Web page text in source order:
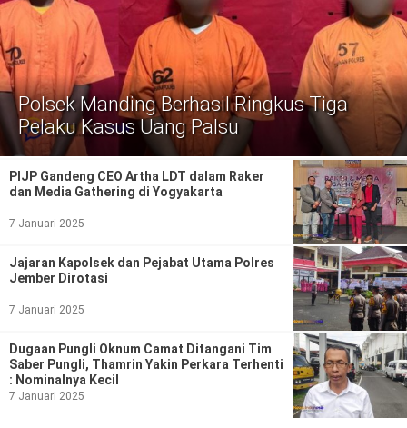
Hukum Kriminal
Politik
Gaya Hidup
Kesehatan Kuliner
Otomotif
Iptek
Teknologi
SosBud
Polsek Manding Berhasil Ringkus Tiga
Pelaku Kasus Uang Palsu
PIJP Gandeng CEO Artha LDT dalam Raker
dan Media Gathering di Yogyakarta
7 Januari 2025
Jajaran Kapolsek dan Pejabat Utama Polres
Jember Dirotasi
7 Januari 2025
Dugaan Pungli Oknum Camat Ditangani Tim
Saber Pungli, Thamrin Yakin Perkara Terhenti
: Nominalnya Kecil
7 Januari 2025